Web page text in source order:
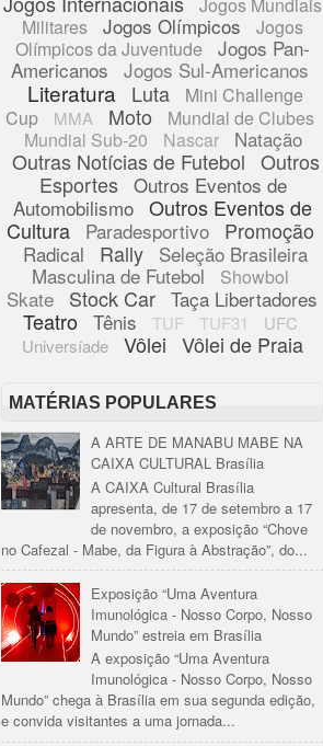
Militares
Jogos Olímpicos
Jogos
Olímpicos da Juventude
Jogos Pan-
Americanos Jogos Sul-Americanos
Literatura Luta
Mini Challenge
Cup
MMA Moto
Mundial de Clubes
Mundial Sub-20
Nascar Natação
Outras Notícias de Futebol Outros
Esportes Outros Eventos de
Automobilismo Outros Eventos de
Cultura
Paradesportivo Promoção
Radical Rally Seleção Brasileira
Masculina de Futebol
Showbol
Skate Stock Car Taça Libertadores
Teatro Tênis TUF TUF31
UFC
Universíade
Vôlei Vôlei de Praia
MATÉRIAS POPULARES
A ARTE DE MANABU MABE NA
CAIXA CULTURAL Brasília
A CAIXA Cultural Brasília
apresenta, de 17 de setembro a 17
de novembro, a exposição “Chove
no Cafezal - Mabe, da Figura à Abstração”, do...
Exposição “Uma Aventura
Imunológica - Nosso Corpo, Nosso
Mundo” estreia em Brasília
A exposição “Uma Aventura
Imunológica - Nosso Corpo, Nosso
Mundo” chega à Brasília em sua segunda edição,
e convida visitantes a uma jornada...